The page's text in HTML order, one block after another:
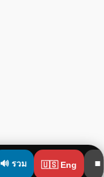
🔊 รวม 🇺🇸 Eng ⏹️